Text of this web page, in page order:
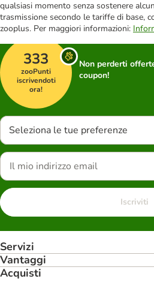
qualsiasi momento senza sostenere
trasmissione secondo le tariffe di base,
zooplus. Per maggiori informazioni:
333
zooPunti
iscrivendoti
ora!
Non perderti
coupon!
Seleziona le tue preferenze
Iscriviti
Servizi
Vantaggi
Acquisti